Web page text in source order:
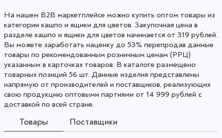
На нашем B2B маркетплейсе можно купить оптом товары из
категории кашпо и ящики для цветов. Закупочная цена в
разделе кашпо и ящики для цветов начинается от 319 рублей.
Вы можете заработать наценку до 53% перепродав данные
товары по рекомендованным розничным ценам (РРЦ)
указанным в карточках товаров. В каталоге размещено
товарных позиций 56 шт. Данные изделия представлены
напрямую от производителей и поставщиков, реализующих
свою продукцию оптовыми партиями от 14 999 рублей с
доставкой по всей стране.
Товары Поставщики